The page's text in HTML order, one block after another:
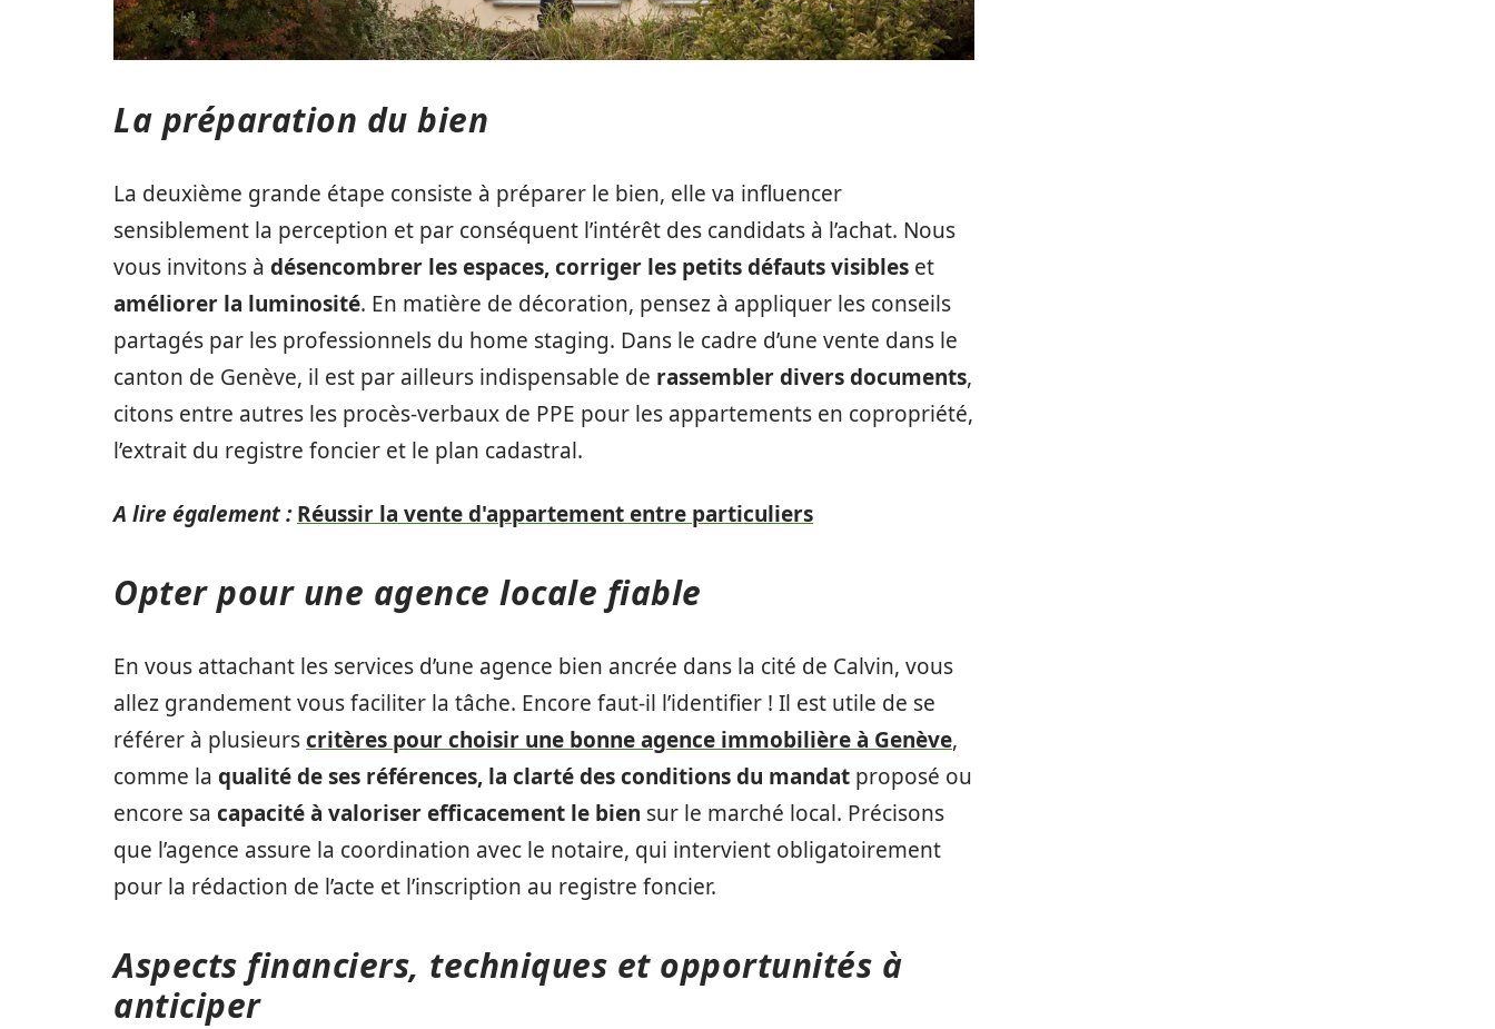
La préparation du bien
La deuxième grande étape consiste à préparer le bien, elle va influencer
sensiblement la perception et par conséquent l’intérêt des candidats à l’achat. Nous
vous invitons à désencombrer les espaces, corriger les petits défauts visibles et
améliorer la luminosité. En matière de décoration, pensez à appliquer les conseils
partagés par les professionnels du home staging. Dans le cadre d’une vente dans le
canton de Genève, il est par ailleurs indispensable de rassembler divers documents,
citons entre autres les procès-verbaux de PPE pour les appartements en copropriété,
l’extrait du registre foncier et le plan cadastral.
A lire également : Réussir la vente d'appartement entre particuliers
Opter pour une agence locale fiable
En vous attachant les services d’une agence bien ancrée dans la cité de Calvin, vous
allez grandement vous faciliter la tâche. Encore faut-il l’identifier ! Il est utile de se
référer à plusieurscritères pour choisir une bonne agence immobilière à Genève,
comme la qualité de ses références, la clarté des conditions du mandat proposé ou
encore sa capacité à valoriser efficacement le bien sur le marché local. Précisons
que l’agence assure la coordination avec le notaire, qui intervient obligatoirement
pour la rédaction de l’acte et l’inscription au registre foncier.
Aspects financiers, techniques et opportunités à
anticiper